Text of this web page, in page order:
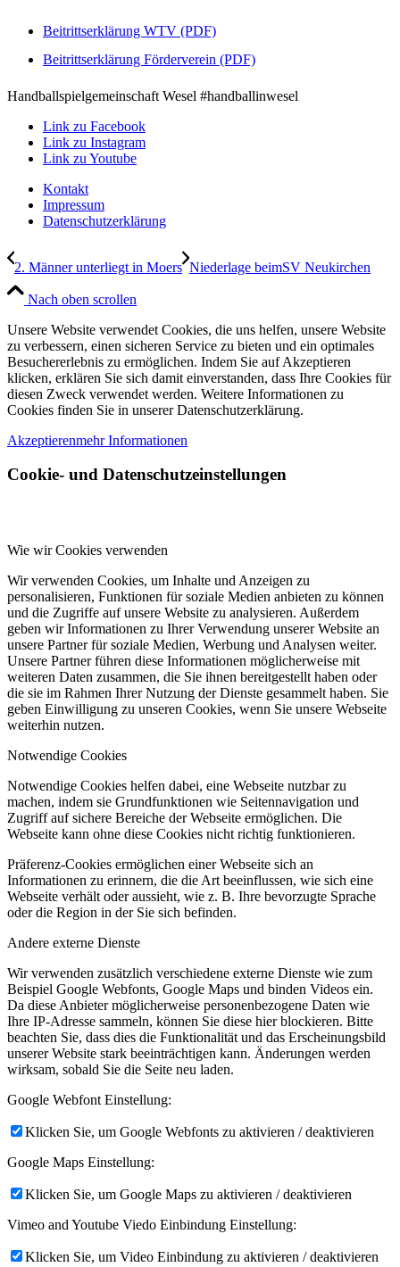
Beitrittserklärung WTV (PDF)
Beitrittserklärung Förderverein (PDF)
Handballspielgemeinschaft Wesel #handballinwesel
Link zu Facebook
Link zu Instagram
Link zu Youtube
Kontakt
Impressum
Datenschutzerklärung
2. Männer unterliegt in Moers Niederlage beimSV Neukirchen
Nach oben scrollen
Unsere Website verwendet Cookies, die uns helfen, unsere Website
zu verbessern, einen sicheren Service zu bieten und ein optimales
Besuchererlebnis zu ermöglichen. Indem Sie auf Akzeptieren
klicken, erklären Sie sich damit einverstanden, dass Ihre Cookies für
diesen Zweck verwendet werden. Weitere Informationen zu
Cookies finden Sie in unserer Datenschutzerklärung.
Akzeptierenmehr Informationen
Cookie- und Datenschutzeinstellungen
Wie wir Cookies verwenden
Wir verwenden Cookies, um Inhalte und Anzeigen zu
personalisieren, Funktionen für soziale Medien anbieten zu können
und die Zugriffe auf unsere Website zu analysieren. Außerdem
geben wir Informationen zu Ihrer Verwendung unserer Website an
unsere Partner für soziale Medien, Werbung und Analysen weiter.
Unsere Partner führen diese Informationen möglicherweise mit
weiteren Daten zusammen, die Sie ihnen bereitgestellt haben oder
die sie im Rahmen Ihrer Nutzung der Dienste gesammelt haben. Sie
geben Einwilligung zu unseren Cookies, wenn Sie unsere Webseite
weiterhin nutzen.
Notwendige Cookies
Notwendige Cookies helfen dabei, eine Webseite nutzbar zu
machen, indem sie Grundfunktionen wie Seitennavigation und
Zugriff auf sichere Bereiche der Webseite ermöglichen. Die
Webseite kann ohne diese Cookies nicht richtig funktionieren.
Präferenz-Cookies ermöglichen einer Webseite sich an
Informationen zu erinnern, die die Art beeinflussen, wie sich eine
Webseite verhält oder aussieht, wie z. B. Ihre bevorzugte Sprache
oder die Region in der Sie sich befinden.
Andere externe Dienste
Wir verwenden zusätzlich verschiedene externe Dienste wie zum
Beispiel Google Webfonts, Google Maps und binden Videos ein.
Da diese Anbieter möglicherweise personenbezogene Daten wie
Ihre IP-Adresse sammeln, können Sie diese hier blockieren. Bitte
beachten Sie, dass dies die Funktionalität und das Erscheinungsbild
unserer Website stark beeinträchtigen kann. Änderungen werden
wirksam, sobald Sie die Seite neu laden.
Google Webfont Einstellung:
Klicken Sie, um Google Webfonts zu aktivieren / deaktivieren
Google Maps Einstellung:
Klicken Sie, um Google Maps zu aktivieren / deaktivieren
Vimeo and Youtube Viedo Einbindung Einstellung:
Klicken Sie, um Video Einbindung zu aktivieren / deaktivieren